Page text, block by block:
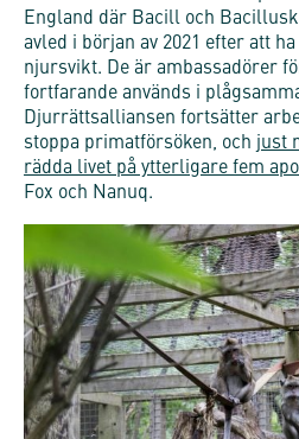
England där Bacill och
avled i början av 2021 efter att
njursvikt. De är ambassadörer
fortfarande används i
Djurrättsalliansen fortsätter
stoppa primatförsöken, och just
rädda livet på ytterligare fem
Fox och Nanuq.